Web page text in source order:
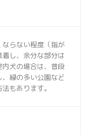
らない程度（指が
し、余分な部分は
犬の場合は、普段
緑の多い公園など
もあります。